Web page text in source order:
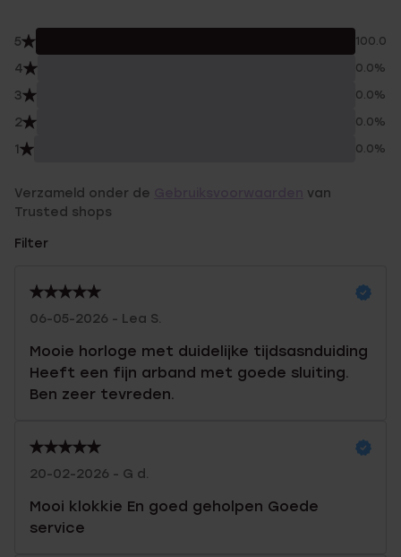
5 100.0%
4 0.0%
3 0.0%
2 0.0%
1 0.0%
Verzameld onder de
van
Trusted shops
Filter
06-05-2026 - Lea S.
Mooie horloge met duidelijke tijdsasnduiding
Heeft een fijn arband met goede sluiting.
Ben zeer tevreden.
20-02-2026 - G d.
Mooi klokkie En goed geholpen Goede
service